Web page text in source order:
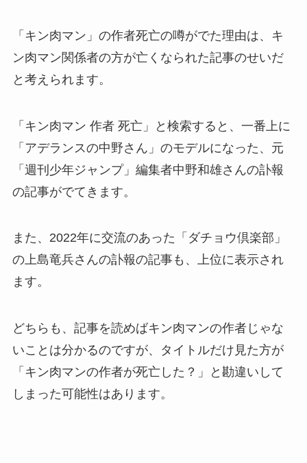
「 キン肉マン」の作者死亡の噂がでた理由は、キ
ン肉マン関係者の方が亡くなられた記事のせいだ
と考えられます。
「キン肉マン 作者 死亡」と検索すると、一番上に
「アデランスの中野さん」のモデルになった、元
「週刊少年ジャンプ」編集者中野和雄さんの訃報
の記事がでてきます。
また、2022年に交流のあった「ダチョウ倶楽部」
の上島竜兵さんの訃報の記事も、上位に表示され
ます。
どちらも、記事を読めばキン肉マンの作者じゃな
いことは分かるのですが、タイトルだけ見た方が
「キン肉マンの作者が死亡した？」と勘違いして
しまった可能性はあります。